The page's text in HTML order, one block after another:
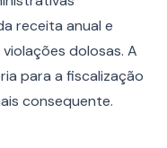
receita anual e
dolosas. A
para a fiscalização
consequente.